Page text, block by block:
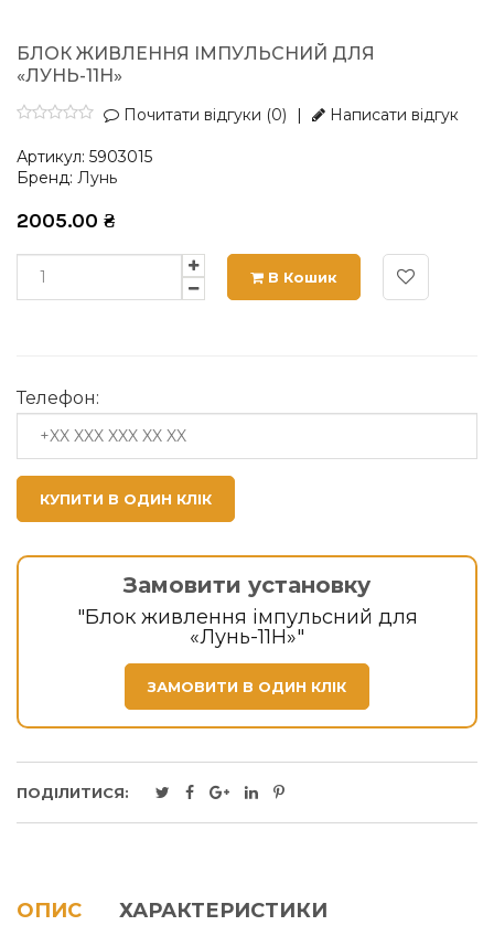
БЛОК ЖИВЛЕННЯ ІМПУЛЬСНИЙ ДЛЯ
«ЛУНЬ-11Н»
Почитати відгуки (0) Написати відгук
Артикул: 5903015
Бренд: Лунь
2005.00 ₴
В Кошик
Телефон:
КУПИТИ В ОДИН КЛІК
Замовити установку
"Блок живлення імпульсний для
«Лунь-11Н»"
ЗАМОВИТИ В ОДИН КЛІК
ПОДІЛИТИСЯ:
ОПИС ХАРАКТЕРИСТИКИ